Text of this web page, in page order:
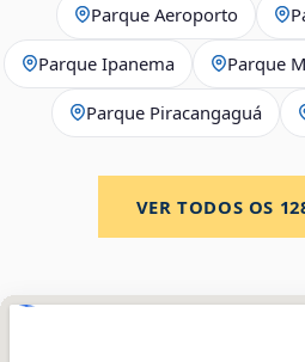
Parque Aeroporto
Parque Ipanema Parque
Parque Piracangaguá
VER TODOS OS